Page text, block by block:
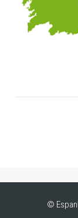
©